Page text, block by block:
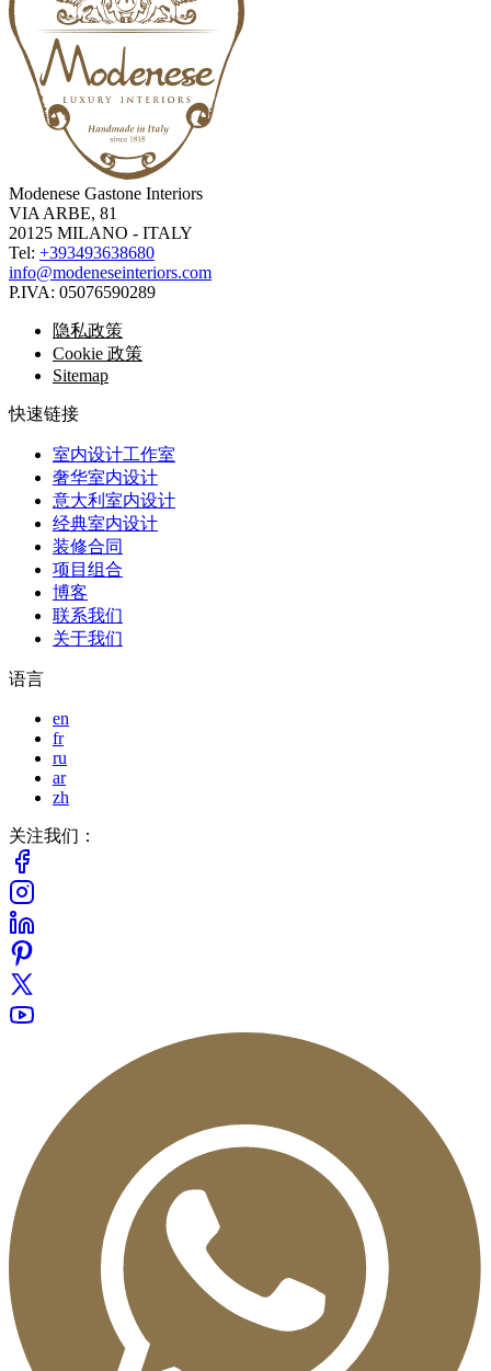
Modenese Gastone Interiors
VIA ARBE, 81
20125 MILANO - ITALY
Tel: +393493638680
info@modeneseinteriors.com
P.IVA: 05076590289
隐私政策
Cookie 政策
Sitemap
快速链接
室内设计工作室
奢华室内设计
意大利室内设计
经典室内设计
装修合同
项目组合
博客
联系我们
关于我们
语言
en
fr
ru
ar
zh
关注我们：